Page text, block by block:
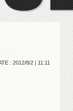
: 2012/8/2 | 11:11